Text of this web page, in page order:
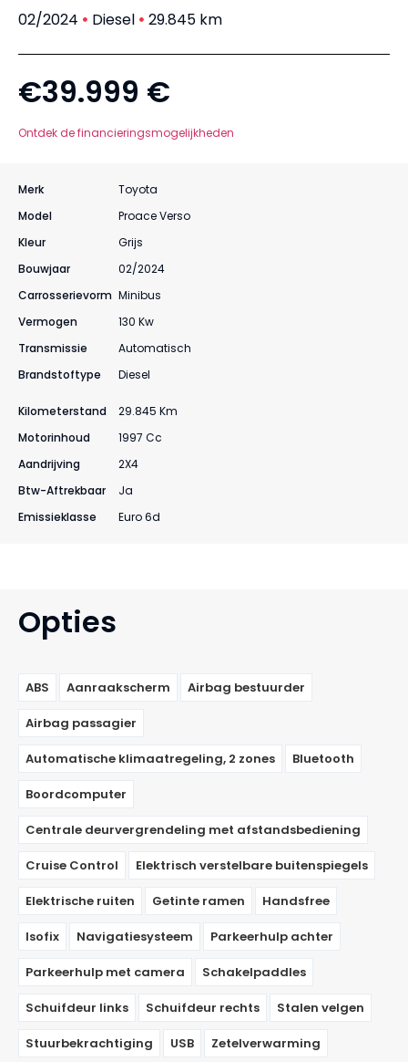
02/2024
Diesel 29.845 km
€39.999 €
Ontdek de financieringsmogelijkheden
Merk
Toyota
Model
Proace Verso
Kleur
Grijs
Bouwjaar
02/2024
Carrosserievorm Minibus
Vermogen
130 Kw
Transmissie
Automatisch
Brandstoftype
Diesel
Kilometerstand
29.845 Km
Motorinhoud
1997 Cc
Aandrijving
2X4
Btw-Aftrekbaar
Ja
Emissieklasse
Euro 6d
Opties
ABS Aanraakscherm Airbag bestuurder
Airbag passagier
Automatische klimaatregeling, 2 zones Bluetooth
Boordcomputer
Centrale deurvergrendeling met afstandsbediening
Cruise Control Elektrisch verstelbare buitenspiegels
Elektrische ruiten Getinte ramen Handsfree
Isofix Navigatiesysteem Parkeerhulp achter
Parkeerhulp met camera Schakelpaddles
Schuifdeur links Schuifdeur rechts Stalen velgen
Stuurbekrachtiging USB Zetelverwarming